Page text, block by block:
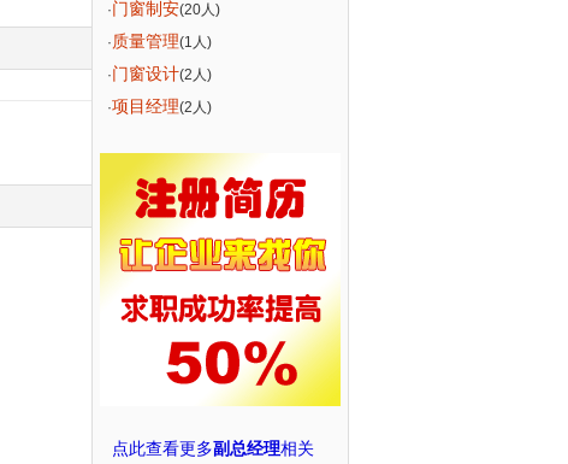
·门窗制安(20人)
· 质量管理(1人)
·门窗设计(2人)
·项目经理(2人)
点此查看更多副总经理相关